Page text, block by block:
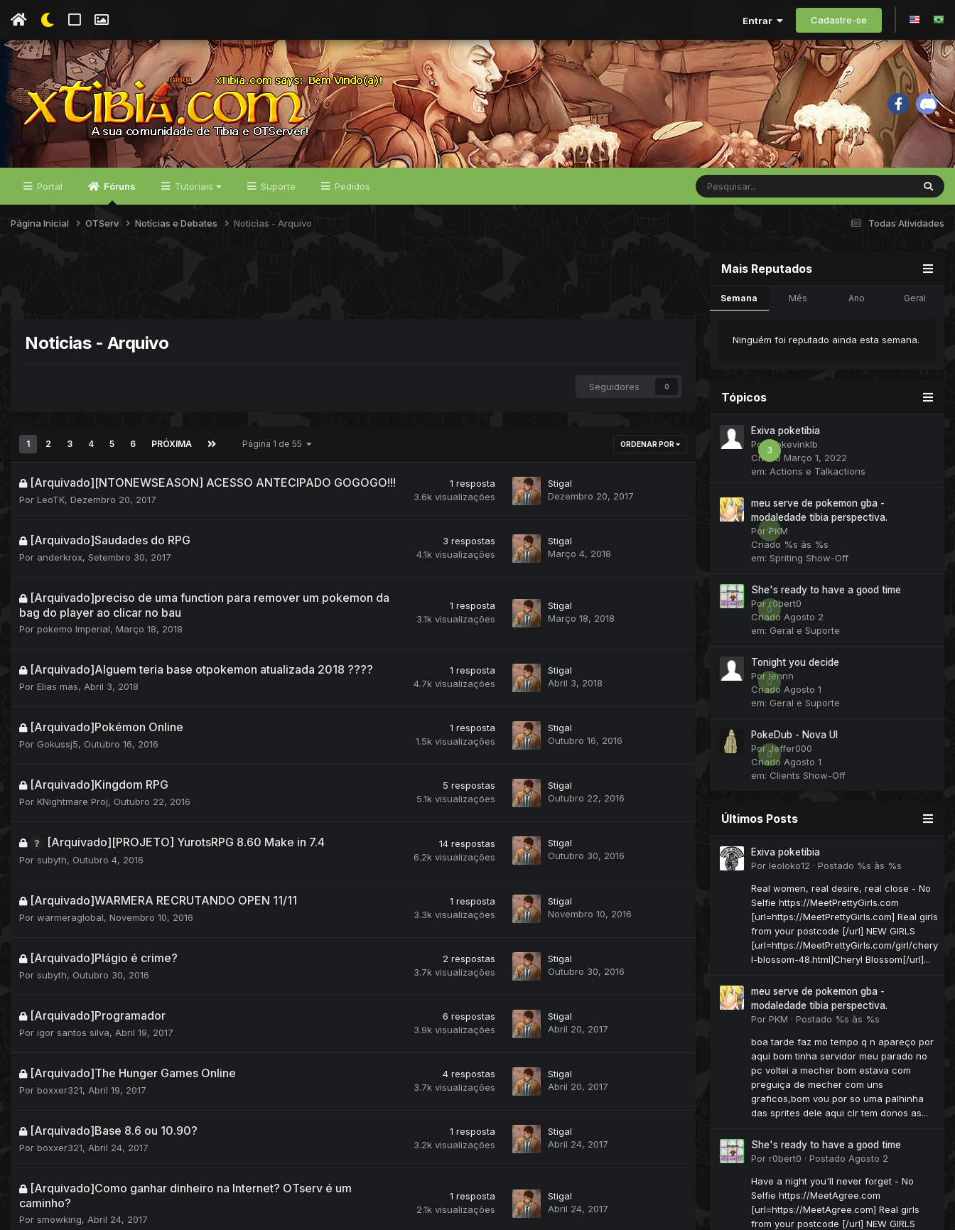
Entrar Cadastre-se
Portal Fóruns Tutoriais Suporte Pedidos
Todas Atividades
Página Inicial OTServ Notícias e Debates Noticias - Arquivo
Noticias - Arquivo
Seguidores 0
ORDENAR POR
1 2 3 4 5 6 PRÓXIMA Página 1 de 55
[Arquivado][NTONEWSEASON] ACESSO ANTECIPADO GOGOGO!!!
Por LeoTK, Dezembro 20, 2017
1 resposta
3.6k visualizações
Stigal
Dezembro 20, 2017
[Arquivado]Saudades do RPG
Por anderkrox, Setembro 30, 2017
3 respostas
4.1k visualizações
Stigal
Março 4, 2018
[Arquivado]preciso de uma function para remover um pokemon da
bag do player ao clicar no bau
Por pokemo Imperial, Março 18, 2018
1 resposta
3.1k visualizações
Stigal
Março 18, 2018
[Arquivado]Alguem teria base otpokemon atualizada 2018 ????
Por Elias mas, Abril 3, 2018
1 resposta
4.7k visualizações
Stigal
Abril 3, 2018
[Arquivado]Pokémon Online
Por Gokussj5, Outubro 16, 2016
1 resposta
1.5k visualizações
Stigal
Outubro 16, 2016
[Arquivado]Kingdom RPG
Por KNightmare Proj, Outubro 22, 2016
5 respostas
5.1k visualizações
Stigal
Outubro 22, 2016
[Arquivado][PROJETO] YurotsRPG 8.60 Make in 7.4
Por subyth, Outubro 4, 2016
14 respostas
6.2k visualizações
Stigal
Outubro 30, 2016
[Arquivado]WARMERA RECRUTANDO OPEN 11/11
Por warmeraglobal, Novembro 10, 2016
1 resposta
3.3k visualizações
Stigal
Novembro 10, 2016
[Arquivado]Plágio é crime?
Por subyth, Outubro 30, 2016
2 respostas
3.7k visualizações
Stigal
Outubro 30, 2016
[Arquivado]Programador
Por igor santos silva, Abril 19, 2017
6 respostas
3.9k visualizações
Stigal
Abril 20, 2017
[Arquivado]The Hunger Games Online
Por boxxer321, Abril 19, 2017
4 respostas
3.7k visualizações
Stigal
Abril 20, 2017
[Arquivado]Base 8.6 ou 10.90?
Por boxxer321, Abril 24, 2017
1 resposta
3.2k visualizações
Stigal
Abril 24, 2017
[Arquivado]Como ganhar dinheiro na Internet? OTserv é um
caminho?
Por smowking, Abril 24, 2017
1 resposta
2.1k visualizações
Stigal
Abril 24, 2017
Mais Reputados
Semana Mês Ano Geral
Ninguém foi reputado ainda esta semana.
Tópicos
3
Exiva poketibia
Por
klbkevinklb
Criado Março 1, 2022
em: Actions e Talkactions
0
meu serve de pokemon gba -
modaledade tibia perspectiva.
PorPKM
Criado %s às %s
em: Spriting Show-Off
0
She's ready to have a good time
Por r0bert0
Criado Agosto 2
em: Geral e Suporte
0
Tonight you decide
Por lennn
Criado Agosto 1
em: Geral e Suporte
0
PokeDub - Nova UI
Por Jeffer000
Criado Agosto 1
em: Clients Show-Off
Últimos Posts
Exiva poketibia
Por leoloko12 · Postado %s às %s
Real women, real desire, real close - No
Selfie https://MeetPrettyGirls.com
[url=https://MeetPrettyGirls.com] Real girls
from your postcode [/url] NEW GIRLS
[url=https://MeetPrettyGirls.com/girl/chery
l-blossom-48.html]Cheryl Blossom[/url]...
meu serve de pokemon gba -
modaledade tibia perspectiva.
Por PKM · Postado %s às %s
boa tarde faz mo tempo q n apareço por
aqui bom tinha servidor meu parado no
pc voltei a mecher bom estava com
preguiça de mecher com uns
graficos,bom vou por so uma palhinha
das sprites dele aqui clr tem donos as...
She's ready to have a good time
Por r0bert0 · Postado Agosto 2
Have a night you'll never forget - No
Selfie https://MeetAgree.com
[url=https://MeetAgree.com] Real girls
from your postcode [/url] NEW GIRLS